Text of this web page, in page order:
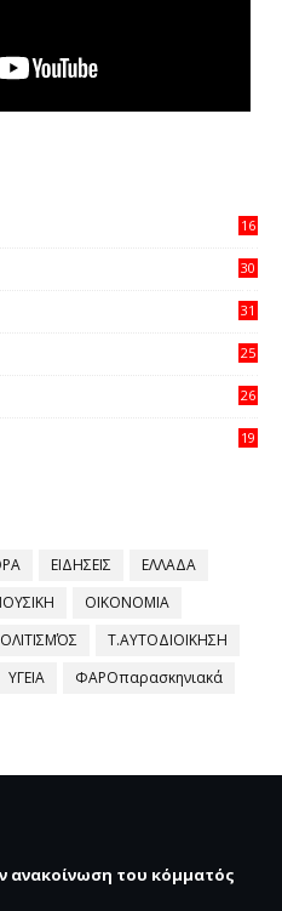
16
30
31
25
26
19
ΕΙΔΗΣΕΙΣ
ΕΛΛΑΔΑ
ΟΙΚΟΝΟΜΙΑ
Τ.ΑΥΤΟΔΙΟΙΚΗΣΗ
ΥΓΕΙΑ
ΦΑΡΟπαρασκηνιακά
ανακοίνωση του κόμματός